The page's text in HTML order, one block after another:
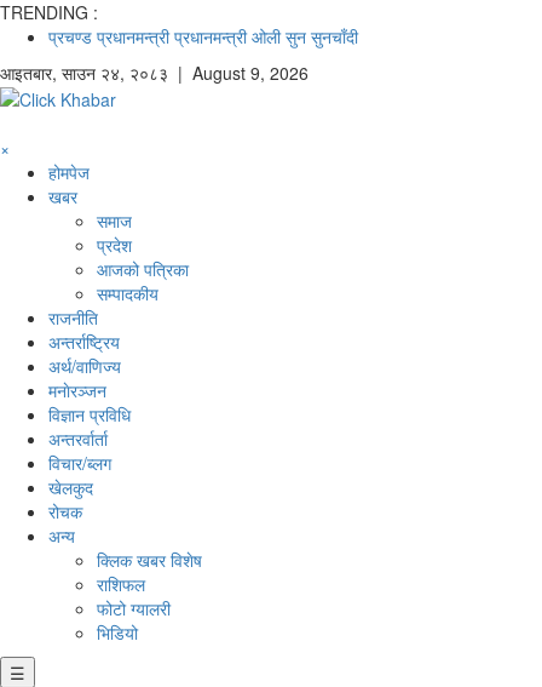
TRENDING :
प्रचण्ड प्रधानमन्त्री प्रधानमन्त्री ओली सुन सुनचाँदी
आइतबार, साउन २४, २०८३ | August 9, 2026
×
होमपेज
खबर
समाज
प्रदेश
आजको पत्रिका
सम्पादकीय
राजनीति
अन्तर्राष्ट्रिय
अर्थ/वाणिज्य
मनाेरञ्जन
विज्ञान प्रविधि
अन्तरर्वार्ता
विचार/ब्लग
खेलकुद
रोचक
अन्य
क्लिक खबर विशेष
राशिफल
फोटो ग्यालरी
भिडियो
☰